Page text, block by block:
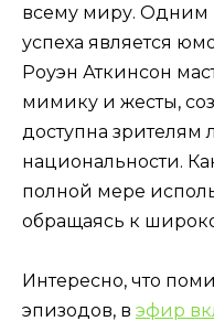
всему миру. Одним
успеха является
Роуэн Аткинсон
мимику и жесты,
доступна зрителям
национальности.
полной мере
обращаясь к
Интересно, что
эпизодов, в эфир